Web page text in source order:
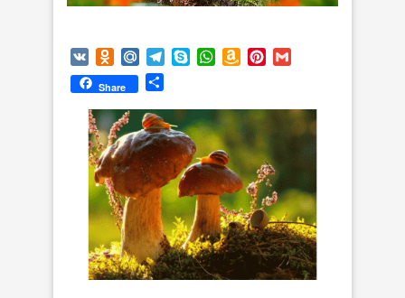
VK Odnoklassniki
Mail.RuTelegram
SkypeWhatsApp
AmazonPinterest
Share